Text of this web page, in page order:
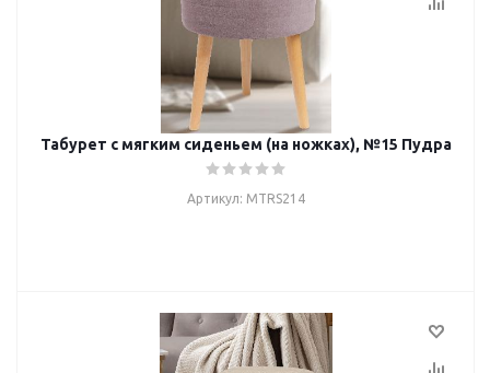
Табурет с мягким сиденьем (на ножках), №15 Пудра
Артикул: MTRS214